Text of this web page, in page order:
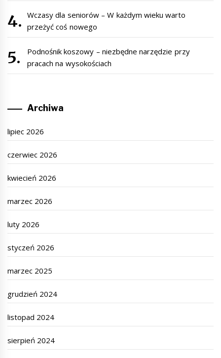
Wczasy dla seniorów – W każdym wieku warto
przeżyć coś nowego
Podnośnik koszowy – niezbędne narzędzie przy
pracach na wysokościach
Archiwa
lipiec 2026
czerwiec 2026
kwiecień 2026
marzec 2026
luty 2026
styczeń 2026
marzec 2025
grudzień 2024
listopad 2024
sierpień 2024